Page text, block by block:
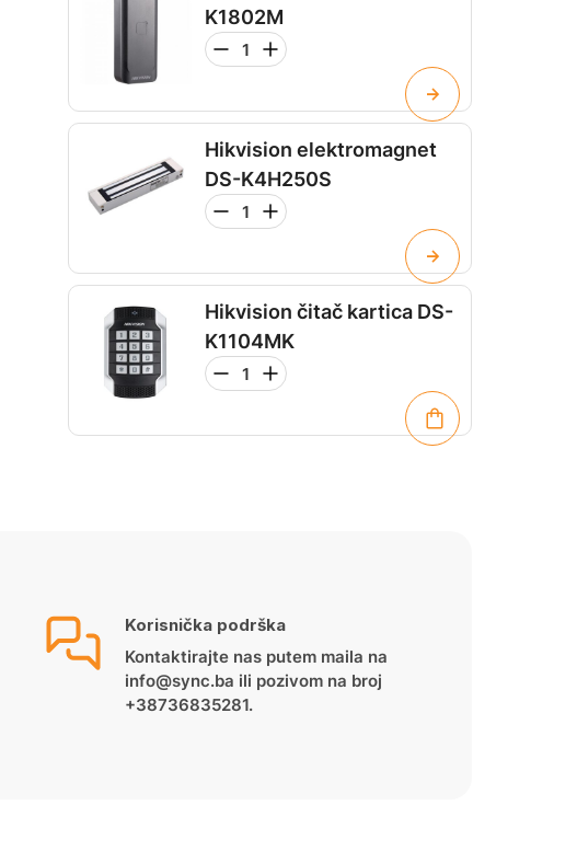
K1802M
Hikvision elektromagnet
DS-K4H250S
Hikvision čitač kartica DS-
K1104MK
Korisnička podrška
Kontaktirajte nas putem maila na
info@sync.ba ili pozivom na broj
+38736835281.